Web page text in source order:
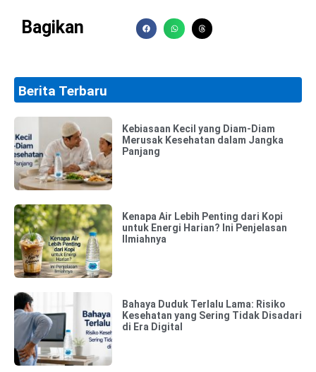
Bagikan
Berita Terbaru
Kebiasaan Kecil yang Diam-Diam
Merusak Kesehatan dalam Jangka
Panjang
Kenapa Air Lebih Penting dari Kopi
untuk Energi Harian? Ini Penjelasan
Ilmiahnya
Bahaya Duduk Terlalu Lama: Risiko
Kesehatan yang Sering Tidak Disadari
di Era Digital